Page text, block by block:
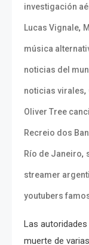
investigación
Lucas Vignale,
música
noticias del
noticias virales,
Oliver Tree
Recreio dos
Río de Janeiro,
streamer
youtubers
Las
muerte de